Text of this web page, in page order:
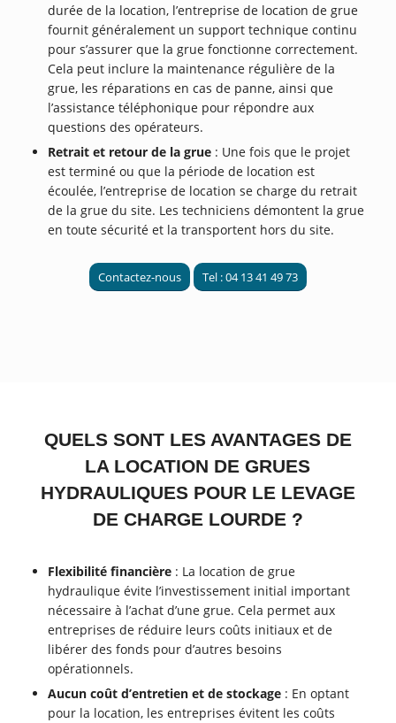
durée de la location, l’entreprise de location de grue
fournit généralement un support technique continu
pour s’assurer que la grue fonctionne correctement.
Cela peut inclure la maintenance régulière de la
grue, les réparations en cas de panne, ainsi que
l’assistance téléphonique pour répondre aux
questions des opérateurs.
Retrait et retour de la grue : Une fois que le projet
est terminé ou que la période de location est
écoulée, l’entreprise de location se charge du retrait
de la grue du site. Les techniciens démontent la grue
en toute sécurité et la transportent hors du site.
Contactez-nous Tel : 04 13 41 49 73
QUELS SONT LES AVANTAGES DE
LA LOCATION DE GRUES
HYDRAULIQUES POUR LE LEVAGE
DE CHARGE LOURDE ?
Flexibilité financière : La location de grue
hydraulique évite l’investissement initial important
nécessaire à l’achat d’une grue. Cela permet aux
entreprises de réduire leurs coûts initiaux et de
libérer des fonds pour d’autres besoins
opérationnels.
Aucun coût d’entretien et de stockage : En optant
pour la location, les entreprises évitent les coûts